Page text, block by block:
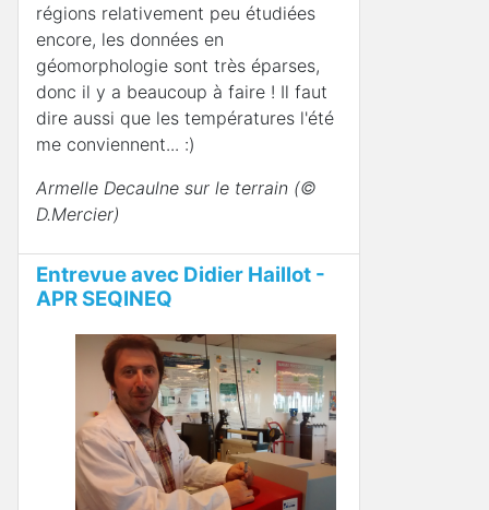
régions relativement peu étudiées
encore, les données en
géomorphologie sont très éparses,
donc il y a beaucoup à faire ! Il faut
dire aussi que les températures l'été
me conviennent... :)
Armelle Decaulne sur le terrain (©
D.Mercier)
Entrevue avec Didier Haillot -
APR SEQINEQ